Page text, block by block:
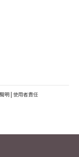
明 | 使用者責任